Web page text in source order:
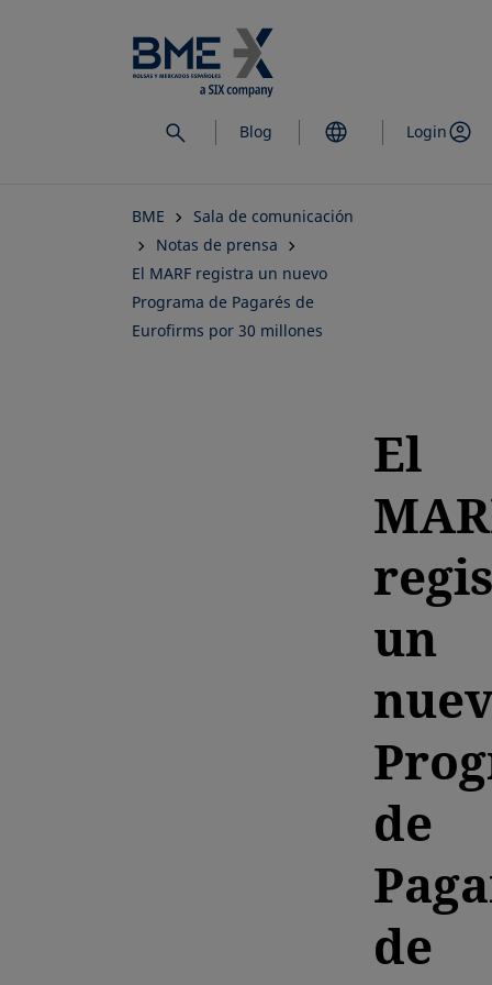
al
contenido
principal
Blog Login
BME
Sala de comunicación
Notas de prensa
El MARF registra un nuevo
Programa de Pagarés de
Eurofirms por 30 millones
El
un
de
de